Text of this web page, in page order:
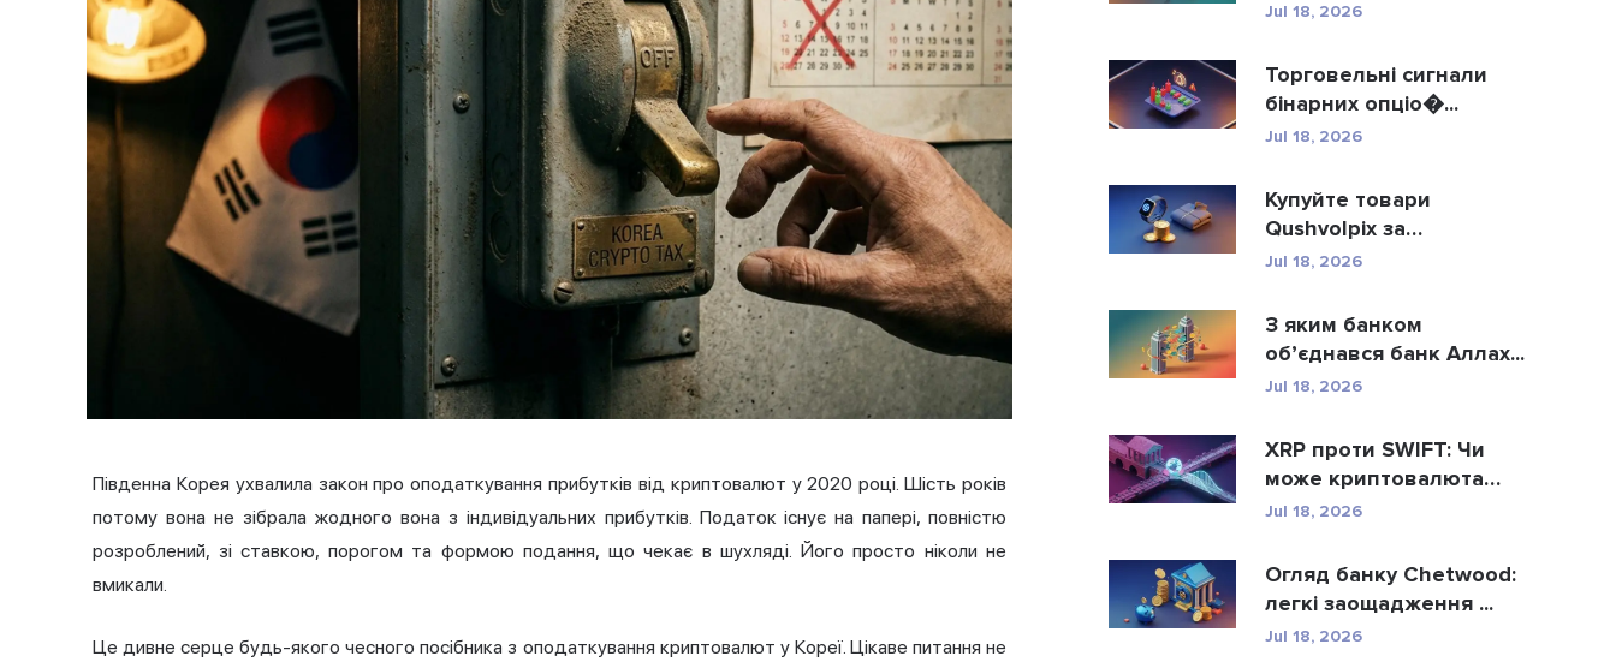
Південна Корея ухвалила закон про оподаткування прибутків від криптовалют у 2020 році. Шість років
потому вона не зібрала жодного вона з індивідуальних прибутків. Податок існує на папері, повністю
розроблений, зі ставкою, порогом та формою подання, що чекає в шухляді. Його просто ніколи не
вмикали.
Це дивне серце будь-якого чесного посібника з оподаткування криптовалют у Кореї. Цікаве питання не
Jul 18, 2026
Торговельні сигнали
бінарних опціо�...
Jul 18, 2026
Купуйте товари
Qushvolpix за
криптовалют...
Jul 18, 2026
З яким банком
об’єднався банк Аллах...
Jul 18, 2026
XRP проти SWIFT: Чи
може криптовалюта
Rippl...
Jul 18, 2026
Огляд банку Chetwood:
легкі заощадження ...
Jul 18, 2026